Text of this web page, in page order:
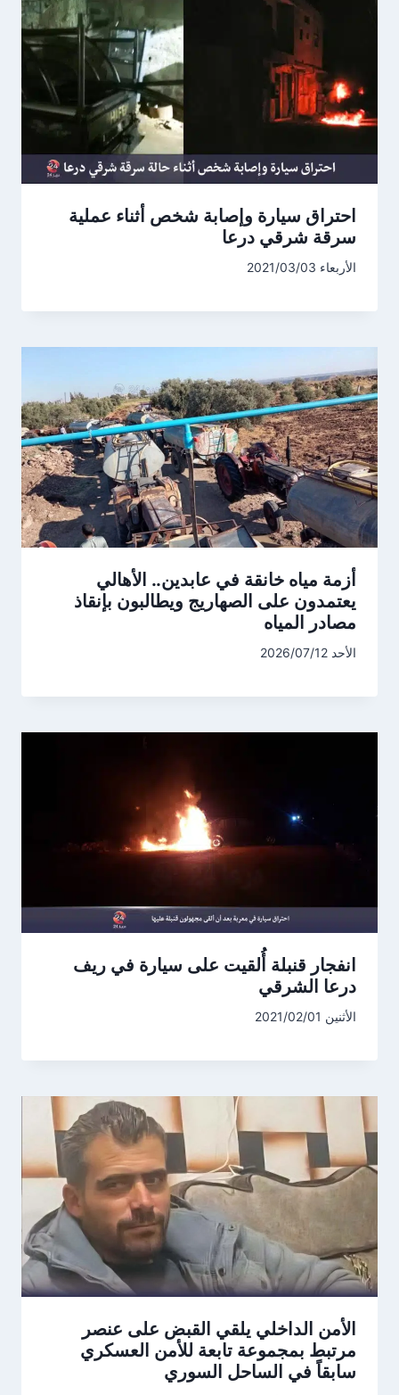
احتراق سيارة وإصابة شخص أثناء عملية
سرقة شرقي درعا
الأربعاء 2021/03/03
أزمة مياه خانقة في عابدين.. الأهالي
يعتمدون على الصهاريج ويطالبون بإنقاذ
مصادر المياه
الأحد 2026/07/12
انفجار قنبلة أُلقيت على سيارة في ريف
درعا الشرقي
الأثنين 2021/02/01
الأمن الداخلي يلقي القبض على عنصر
مرتبط بمجموعة تابعة للأمن العسكري
سابقاً في الساحل السوري